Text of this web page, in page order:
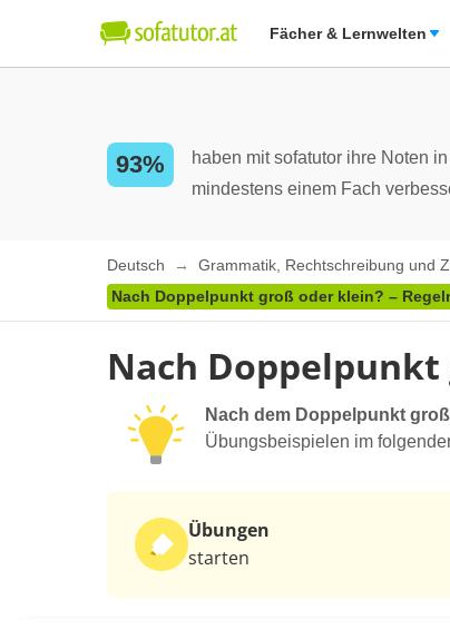
Fächer & Lernwelten
93%
haben mit sofatutor ihre Noten in
mindestens einem Fach
Deutsch Grammatik, Rechtschreibung und
Nach Doppelpunkt groß oder klein? –
Nach
Nach dem Doppelpunkt
Übungsbeispielen im
Übungen
starten